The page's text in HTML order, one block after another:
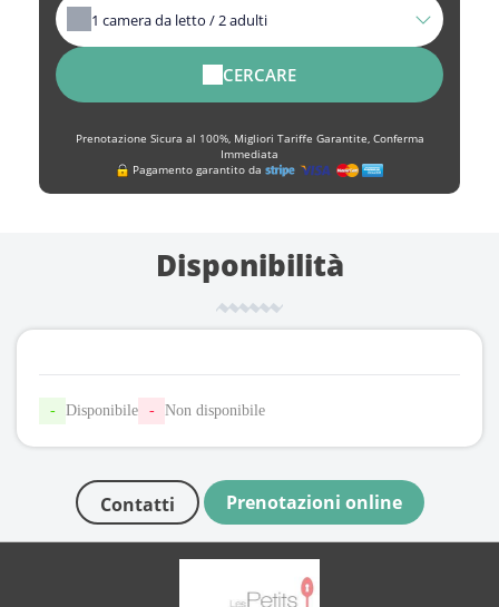
1 camera da letto /2adulti
CERCARE
Prenotazione Sicura al 100%, Migliori Tariffe Garantite, Conferma
Immediata
Pagamento garantito da
Disponibilità
- Disponibile - Non disponibile
Contatti Prenotazioni online